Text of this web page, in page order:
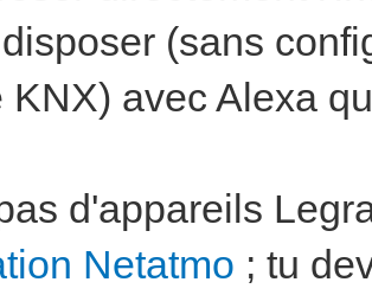
(sans
KNX) avec Alexa
d'appareils
Netatmo ; tu